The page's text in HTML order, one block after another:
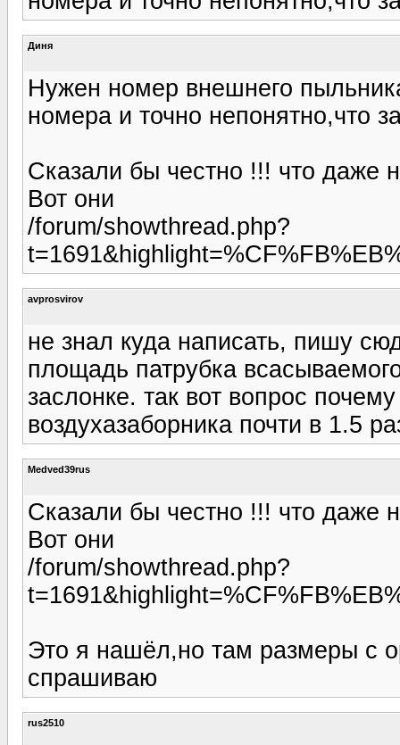
Диня
Нужен номер внешнего
номера и точно непонятно,что
Сказали бы честно !!! что даже
Вот они
/forum/showthread.php?
avprosvirov
не знал куда написать, пишу
площадь патрубка
заслонке. так вот вопрос
воздухазаборника почти в 1.5
Medved39rus
Сказали бы честно !!! что даже
Вот они
/forum/showthread.php?
Это я нашёл,но там размеры с
спрашиваю
rus2510